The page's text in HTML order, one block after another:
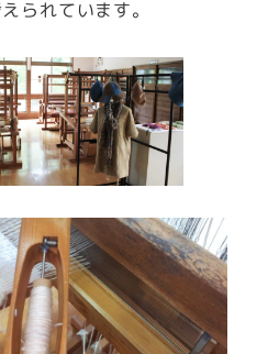
られています。